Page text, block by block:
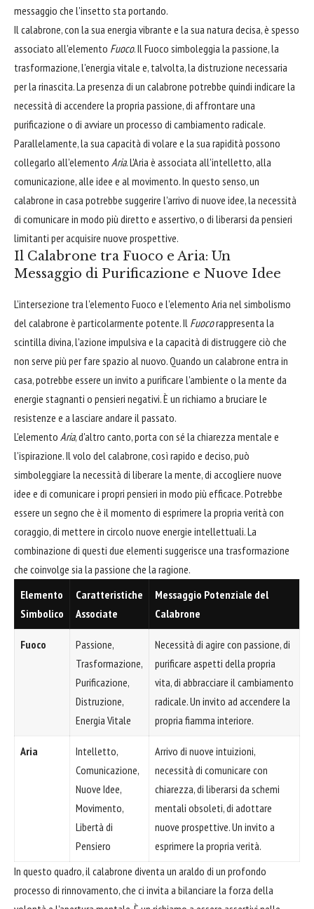
messaggio che l'insetto sta portando.
Il calabrone, con la sua energia vibrante e la sua natura decisa, è spesso
associato all'elemento Fuoco. Il Fuoco simboleggia la passione, la
trasformazione, l'energia vitale e, talvolta, la distruzione necessaria
per la rinascita. La presenza di un calabrone potrebbe quindi indicare la
necessità di accendere la propria passione, di affrontare una
purificazione o di avviare un processo di cambiamento radicale.
Parallelamente, la sua capacità di volare e la sua rapidità possono
collegarlo all'elemento Aria. L'Aria è associata all'intelletto, alla
comunicazione, alle idee e al movimento. In questo senso, un
calabrone in casa potrebbe suggerire l'arrivo di nuove idee, la necessità
di comunicare in modo più diretto e assertivo, o di liberarsi da pensieri
limitanti per acquisire nuove prospettive.
Il Calabrone tra Fuoco e Aria: Un
Messaggio di Purificazione e Nuove Idee
L'intersezione tra l'elemento Fuoco e l'elemento Aria nel simbolismo
del calabrone è particolarmente potente. Il Fuocorappresenta la
scintilla divina, l'azione impulsiva e la capacità di distruggere ciò che
non serve più per fare spazio al nuovo. Quando un calabrone entra in
casa, potrebbe essere un invito a purificare l'ambiente o la mente da
energie stagnanti o pensieri negativi. È un richiamo a bruciare le
resistenze e a lasciare andare il passato.
L'elemento Aria, d'altro canto, porta con sé la chiarezza mentale e
l'ispirazione. Il volo del calabrone, così rapido e deciso, può
simboleggiare la necessità di liberare la mente, di accogliere nuove
idee e di comunicare i propri pensieri in modo più efficace. Potrebbe
essere un segno che è il momento di esprimere la propria verità con
coraggio, di mettere in circolo nuove energie intellettuali. La
combinazione di questi due elementi suggerisce una trasformazione
che coinvolge sia la passione che la ragione.
Elemento
Simbolico
Caratteristiche
Associate
Messaggio Potenziale del
Calabrone
Fuoco
Passione,
Trasformazione,
Purificazione,
Distruzione,
Energia Vitale
Necessità di agire con passione, di
purificare aspetti della propria
vita, di abbracciare il cambiamento
radicale. Un invito ad accendere la
propria fiamma interiore.
Aria
Intelletto,
Comunicazione,
Nuove Idee,
Movimento,
Libertà di
Pensiero
Arrivo di nuove intuizioni,
necessità di comunicare con
chiarezza, di liberarsi da schemi
mentali obsoleti, di adottare
nuove prospettive. Un invito a
esprimere la propria verità.
In questo quadro, il calabrone diventa un araldo di un profondo
processo di rinnovamento, che ci invita a bilanciare la forza della